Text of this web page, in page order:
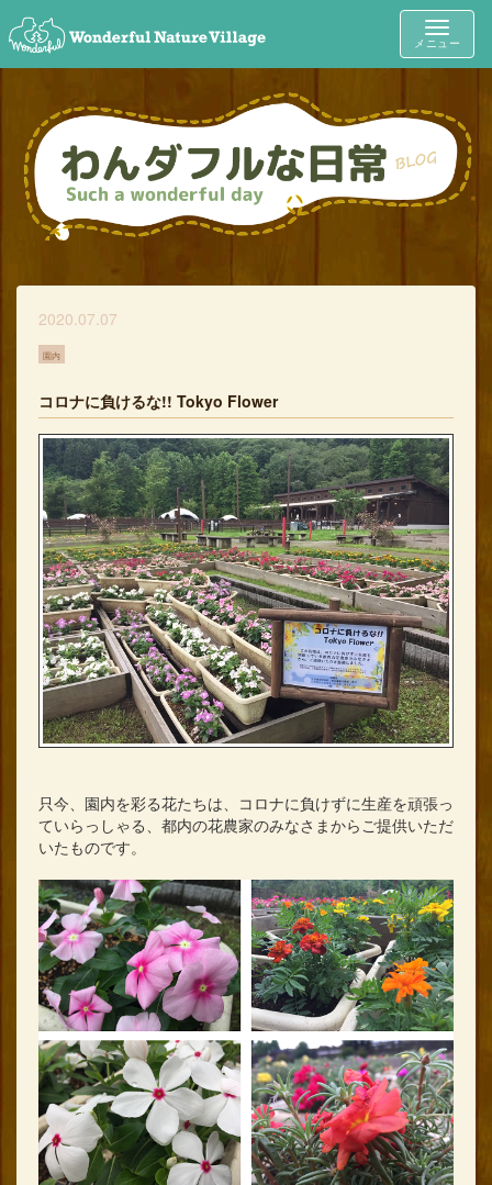
Toggle
メニュー
2020.07.07
園内
コロナに負けるな!! Tokyo Flower
只今、園内を彩る花たちは、 コロナに負けずに生産を頑張っ
ていらっしゃる、都内の花農家のみなさまからご提供いただ
いたものです。